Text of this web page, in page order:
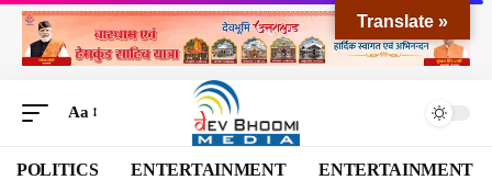
Aa
POLITICS ENTERTAINMENT ENTERTAINMENT
Translate »